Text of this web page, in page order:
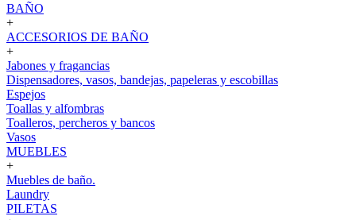
BAÑO
+
ACCESORIOS DE BAÑO
+
Jabones y fragancias
Dispensadores, vasos, bandejas, papeleras y escobillas
Espejos
Toallas y alfombras
Toalleros, percheros y bancos
Vasos
MUEBLES
+
Muebles de baño.
Laundry
PILETAS